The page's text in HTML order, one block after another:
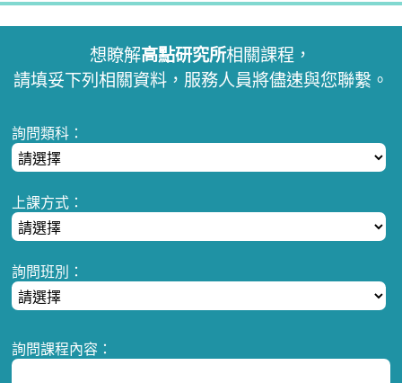
想瞭解高點研究所相關課程，
請填妥下列相關資料，服務人員將儘速與您聯繫。
詢問類科：
上課方式：
詢問班別：
詢問課程內容：